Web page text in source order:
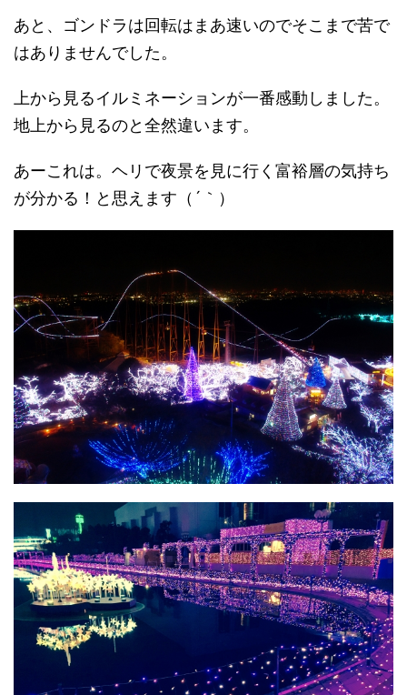
あと、ゴンドラは回転はまあ速いのでそこまで苦で
はありませんでした。
上から見るイルミネーションが一番感動しました。
地上から見るのと全然違います。
あーこれは。ヘリで夜景を見に行く富裕層の気持ち
が分かる！と思えます（´｀）